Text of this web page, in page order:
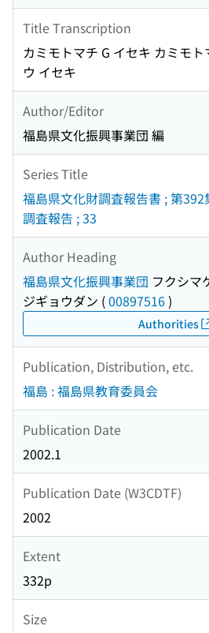
Title Transcription
カミモトマチ G イセキ カミモ
ウ イセキ
Author/Editor
福島県文化振興事業団 編
Series Title
福島県文化財調査報告書 ; 第
調査報告 ; 33
Author Heading
福島県文化振興事業団 フクシマ
ジギョウダン (00897516)
Authorities
Publication, Distribution, etc.
福島 : 福島県教育委員会
Publication Date
2002.1
Publication Date (W3CDTF)
2002
Extent
332p
Size